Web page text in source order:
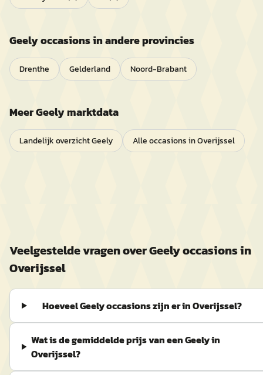
Geelyoccasions in andere provincies
Drenthe Gelderland Noord-Brabant
MeerGeelymarktdata
Landelijk overzichtGeely Alle occasions inOverijssel
Veelgestelde vragen overGeelyoccasions in
Overijssel
Hoeveel Geely occasions zijn er in Overijssel?
Wat is de gemiddelde prijs van een Geely in
Overijssel?